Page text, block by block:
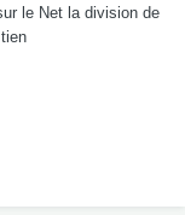
le Net la division de